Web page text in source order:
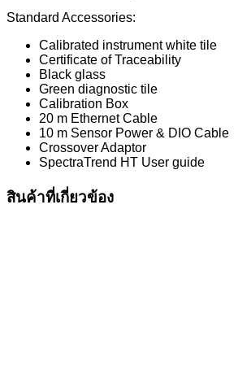
Standard Accessories:
Calibrated instrument white tile
Certificate of Traceability
Black glass
Green diagnostic tile
Calibration Box
20 m Ethernet Cable
10 m Sensor Power & DIO Cable
Crossover Adaptor
SpectraTrend HT User guide
สินค้าที่เกี่ยวข้อง